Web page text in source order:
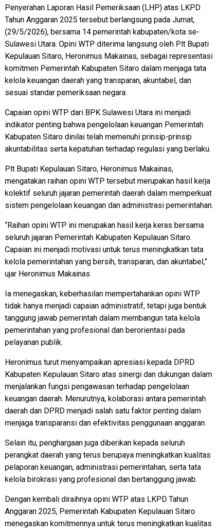
Penyerahan Laporan Hasil Pemeriksaan (LHP) atas LKPD
Tahun Anggaran 2025 tersebut berlangsung pada Jumat,
(29/5/2026), bersama 14 pemerintah kabupaten/kota se-
Sulawesi Utara. Opini WTP diterima langsung oleh Plt Bupati
Kepulauan Sitaro, Heronimus Makainas, sebagai representasi
komitmen Pemerintah Kabupaten Sitaro dalam menjaga tata
kelola keuangan daerah yang transparan, akuntabel, dan
sesuai standar pemeriksaan negara.
Capaian opini WTP dari BPK Sulawesi Utara ini menjadi
indikator penting bahwa pengelolaan keuangan Pemerintah
Kabupaten Sitaro dinilai telah memenuhi prinsip-prinsip
akuntabilitas serta kepatuhan terhadap regulasi yang berlaku.
Plt Bupati Kepulauan Sitaro, Heronimus Makainas,
mengatakan raihan opini WTP tersebut merupakan hasil kerja
kolektif seluruh jajaran pemerintah daerah dalam memperkuat
sistem pengelolaan keuangan dan administrasi pemerintahan.
“Raihan opini WTP ini merupakan hasil kerja keras bersama
seluruh jajaran Pemerintah Kabupaten Kepulauan Sitaro.
Capaian ini menjadi motivasi untuk terus meningkatkan tata
kelola pemerintahan yang bersih, transparan, dan akuntabel,”
ujar Heronimus Makainas.
Ia menegaskan, keberhasilan mempertahankan opini WTP
tidak hanya menjadi capaian administratif, tetapi juga bentuk
tanggung jawab pemerintah dalam membangun tata kelola
pemerintahan yang profesional dan berorientasi pada
pelayanan publik.
Heronimus turut menyampaikan apresiasi kepada DPRD
Kabupaten Kepulauan Sitaro atas sinergi dan dukungan dalam
menjalankan fungsi pengawasan terhadap pengelolaan
keuangan daerah. Menurutnya, kolaborasi antara pemerintah
daerah dan DPRD menjadi salah satu faktor penting dalam
menjaga transparansi dan efektivitas penggunaan anggaran.
Selain itu, penghargaan juga diberikan kepada seluruh
perangkat daerah yang terus berupaya meningkatkan kualitas
pelaporan keuangan, administrasi pemerintahan, serta tata
kelola birokrasi yang profesional dan bertanggung jawab.
Dengan kembali diraihnya opini WTP atas LKPD Tahun
Anggaran 2025, Pemerintah Kabupaten Kepulauan Sitaro
menegaskan komitmennya untuk terus meningkatkan kualitas